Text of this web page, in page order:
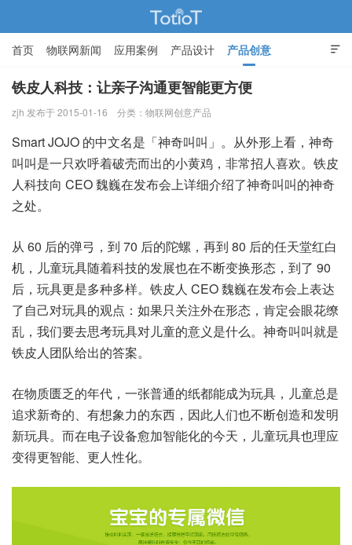

首页 物联网新闻 应用案例 产品设计 产品创意
智能家居
铁皮人科技：让亲子沟通更智能更方便
zjh 发布于 2015-01-16 分类： 物联网创意产品
Smart JOJO 的中文名是「神奇叫叫」。从外形上看，神奇
叫叫是一只欢呼着破壳而出的小黄鸡，非常招人喜欢。铁皮
人科技向 CEO 魏巍在发布会上详细介绍了神奇叫叫的神奇
之处。
从 60 后的弹弓，到 70 后的陀螺，再到 80 后的任天堂红白
机，儿童玩具随着科技的发展也在不断变换形态，到了 90
后，玩具更是多种多样。铁皮人 CEO 魏巍在发布会上表达
了自己对玩具的观点：如果只关注外在形态，肯定会眼花缭
乱，我们要去思考玩具对儿童的意义是什么。神奇叫叫就是
铁皮人团队给出的答案。
在物质匮乏的年代，一张普通的纸都能成为玩具，儿童总是
追求新奇的、有想象力的东西，因此人们也不断创造和发明
新玩具。而在电子设备愈加智能化的今天，儿童玩具也理应
变得更智能、更人性化。